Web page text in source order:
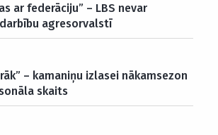
ar federāciju” – LBS nevar
agresorvalstī
– kamaniņu izlasei nākamsezon
skaits